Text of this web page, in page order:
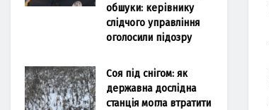
обшуки: керівнику
слідчого управління
оголосили підозру
Соя під снігом: як
державна дослідна
станція могла втратити